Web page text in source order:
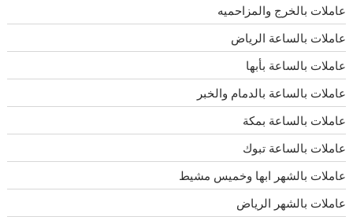
عاملات بالخرج والمزاحميه
عاملات بالساعة الرياض
عاملات بالساعة بأبها
عاملات بالساعة بالدمام والخبر
عاملات بالساعة بمكة
عاملات بالساعة تبوك
عاملات بالشهر ابها وخميس مشيط
عاملات بالشهر الرياض